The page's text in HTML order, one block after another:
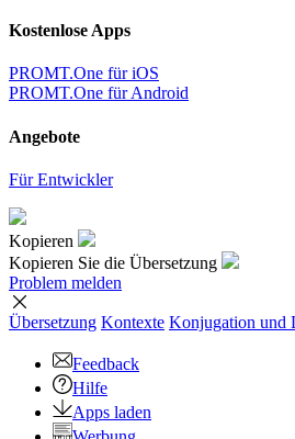
Kostenlose Apps
PROMT.One für iOS
PROMT.One für Android
Angebote
Für Entwickler
Kopieren
Kopieren Sie die Übersetzung
Problem melden
Übersetzung Kontexte Konjugation und
Feedback
Hilfe
Apps laden